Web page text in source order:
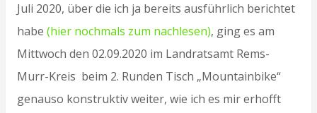
Juli 2020, über die ich ja bereits ausführlich berichtet
habe (hier nochmals zum nachlesen), ging es am
Mittwoch den 02.09.2020 im Landratsamt Rems-
Murr-Kreis beim 2. Runden Tisch „Mountainbike“
genauso konstruktiv weiter, wie ich es mir erhofft